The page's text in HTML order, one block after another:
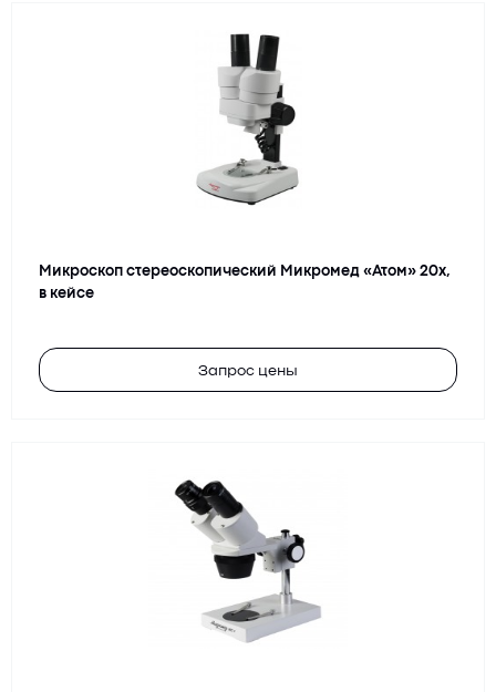
Микроскоп стереоскопический Микромед «Атом» 20х,
в кейсе
Запрос цены